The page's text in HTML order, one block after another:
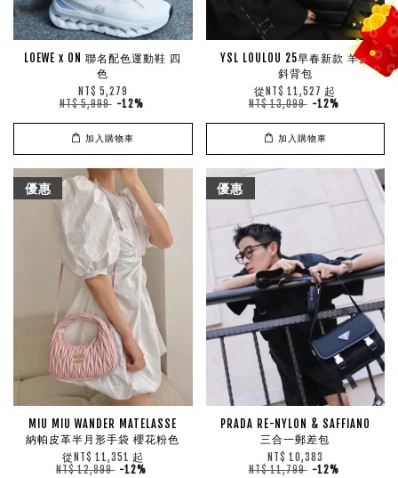
LOEWE x ON 聯名配色運動鞋 四
色
NT$ 5,279
NT$ 5,999 -12%
加入購物車
YSL LOULOU 25早春新款 羊皮
斜背包
從NT$ 11,527 起
NT$ 13,099 -12%
加入購物車
優惠
MIU MIU WANDER MATELASSE
納帕皮革半月形手袋 櫻花粉色
從 NT$ 11,351 起
NT$ 12,899 -12%
優惠
PRADA RE-NYLON & SAFFIANO
三合一郵差包
NT$ 10,383
NT$ 11,799 -12%